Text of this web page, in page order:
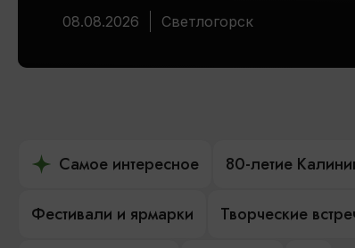
08.08.2026 Светлогорск
Самое интересное 80-летие
Фестивали и ярмарки Творческие